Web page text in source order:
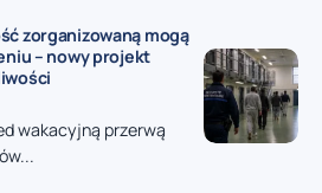
zorganizowaną mogą
– nowy projekt
wakacyjną przerwą